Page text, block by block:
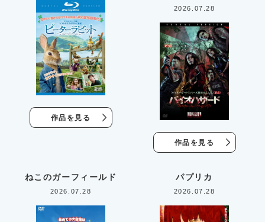
作品を見る
2026.07.28
作品を見る
ねこのガーフィールド
2026.07.28
パプリカ
2026.07.28